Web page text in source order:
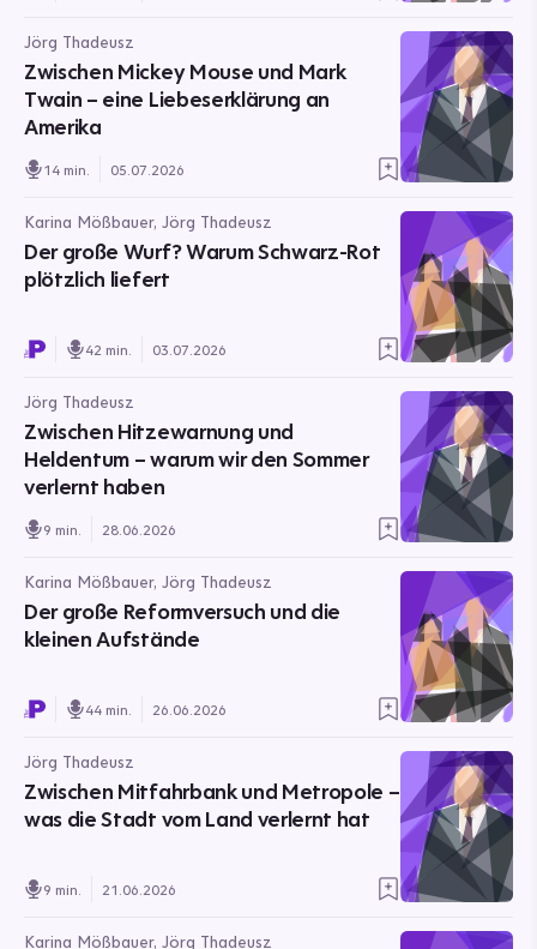
Jörg Thadeusz
Zwischen Mickey Mouse und Mark
Twain – eine Liebeserklärung an
Amerika
14 min. 05.07.2026
Karina Mößbauer, Jörg Thadeusz
Der große Wurf? Warum Schwarz-Rot
plötzlich liefert
42 min. 03.07.2026
Jörg Thadeusz
Zwischen Hitzewarnung und
Heldentum – warum wir den Sommer
verlernt haben
9 min. 28.06.2026
Karina Mößbauer, Jörg Thadeusz
Der große Reformversuch und die
kleinen Aufstände
44 min. 26.06.2026
Jörg Thadeusz
Zwischen Mitfahrbank und Metropole –
was die Stadt vom Land verlernt hat
9 min. 21.06.2026
Karina Mößbauer, Jörg Thadeusz